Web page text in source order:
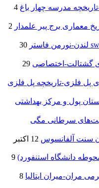
مدرسه چهار باغ 4
معماری برج پیر علمدار 2
30
گشتالت-اختصاصی 29
پل فلزی-تاریخچه پل فلزی
پول و مرکز بهداشتی
سرطانی مگی
سنت آلفانسوس
12 اکتبر
دانشگاه استنفورد) 9
مران-میران ایتالیا 8